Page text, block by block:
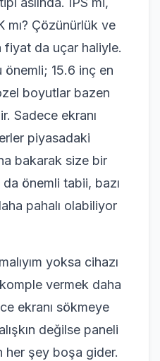
mı? Çözünürlük ve
fiyat da uçar haliyle.
önemli; 15.6 inç en
boyutlar bazen
Sadece ekranı
piyasadaki
bakarak size bir
önemli tabii, bazı
pahalı olabiliyor
yoksa cihazı
vermek daha
ekranı sökmeye
değilse paneli
her şey boşa gider.